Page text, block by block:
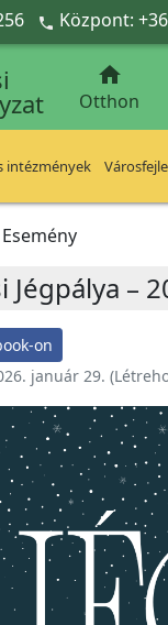
 Központ:

Otthon
intézmények
Esemény
Jégpálya –
on
január 29.